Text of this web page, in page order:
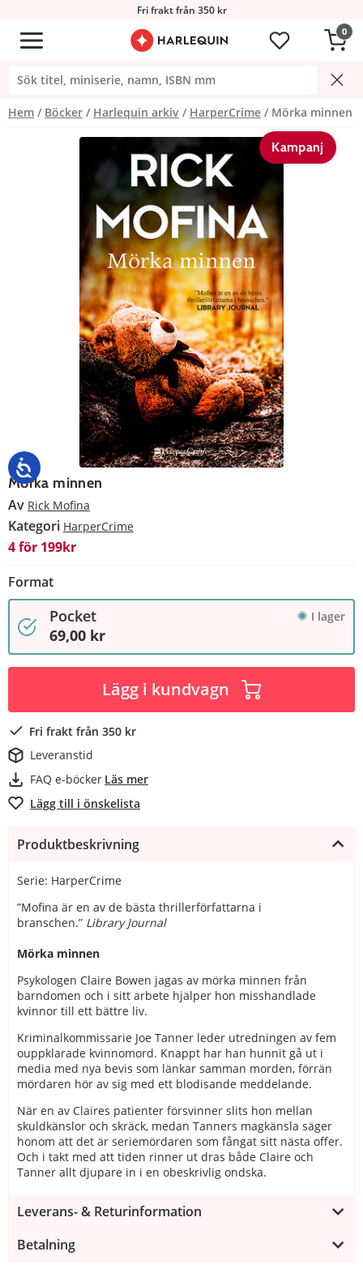
Fri frakt från 350 kr
0
Hem Böcker Harlequin arkiv HarperCrime Mörka minnen
Kampanj
Mörka minnen
Av Rick Mofina
Kategori HarperCrime
4 för 199kr
Format
Pocket I lager
69,00 kr
Lägg i kundvagn
Fri frakt från 350 kr
Leveranstid
FAQ e-böcker Läs mer
Lägg till i önskelista
Produktbeskrivning
Serie: HarperCrime
”Mofina är en av de bästa thrillerförfattarna i
branschen.” Library Journal
Mörka minnen
Psykologen Claire Bowen jagas av mörka minnen från
barndomen och i sitt arbete hjälper hon misshandlade
kvinnor till ett bättre liv.
Kriminalkommissarie Joe Tanner leder utredningen av fem
ouppklarade kvinnomord. Knappt har han hunnit gå ut i
media med nya bevis som länkar samman morden, förrän
mördaren hör av sig med ett blodisande meddelande.
När en av Claires patienter försvinner slits hon mellan
skuldkänslor och skräck, medan Tanners magkänsla säger
honom att det är seriemördaren som fångat sitt nästa offer.
Och i takt med att tiden rinner ut dras både Claire och
Tanner allt djupare in i en obeskrivlig ondska.
Leverans- & Returinformation
Betalning